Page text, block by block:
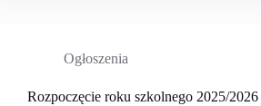
Ogłoszenia
Rozpoczęcie roku szkolnego 2025/2026